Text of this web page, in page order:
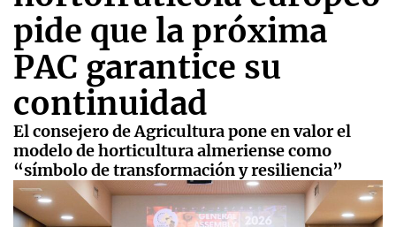
pide que la próxima
PAC garantice su
continuidad
El consejero de Agricultura pone en valor el
modelo de horticultura almeriense como
“símbolo de transformación y resiliencia”